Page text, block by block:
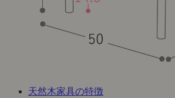
天然木家具の特徴